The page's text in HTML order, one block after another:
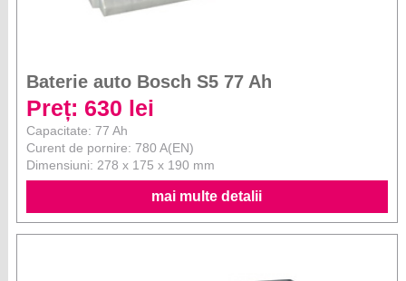
Baterie auto Bosch S5 77 Ah
Preț: 630 lei
Capacitate: 77 Ah
Curent de pornire: 780 A(EN)
Dimensiuni: 278 x 175 x 190 mm
mai multe detalii